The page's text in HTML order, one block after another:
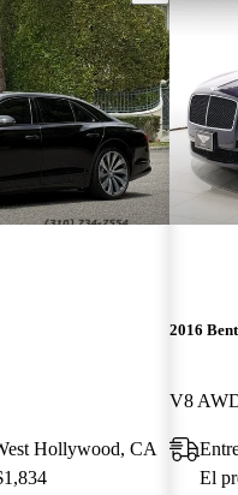
Hollywood, CA
2016
V8
El